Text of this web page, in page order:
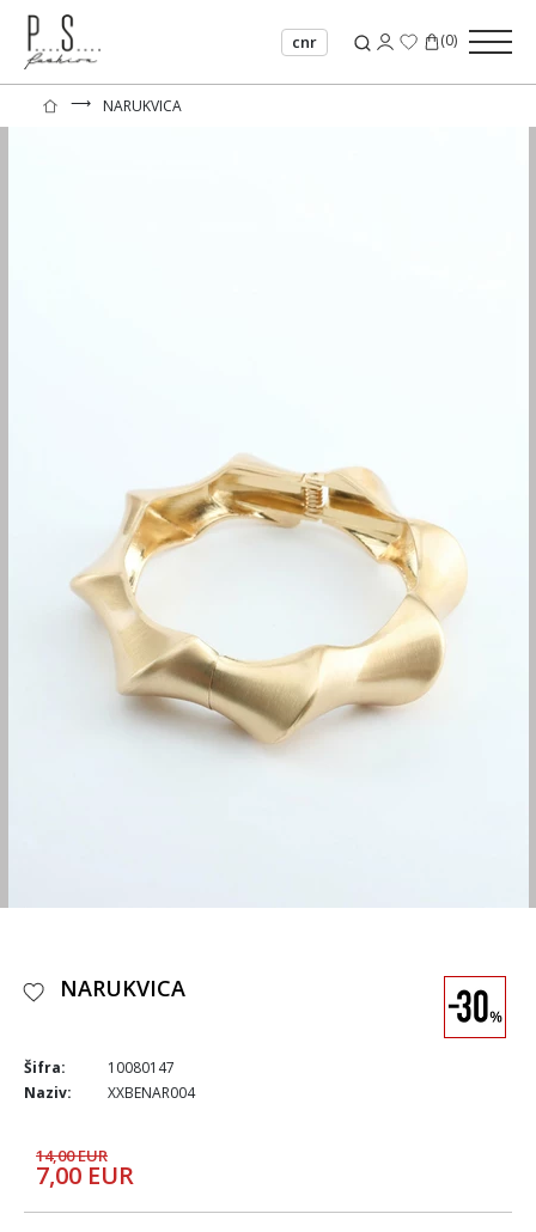
cnr (0)
⟶ NARUKVICA
NARUKVICA
Šifra:
10080147
Naziv:
XXBENAR004
14,00 EUR
7,00 EUR